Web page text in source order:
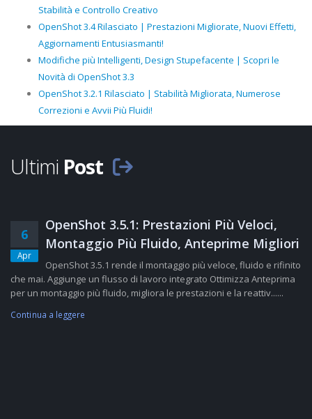
Stabilità e Controllo Creativo
OpenShot 3.4 Rilasciato | Prestazioni Migliorate, Nuovi Effetti,
Aggiornamenti Entusiasmanti!
Modifiche più Intelligenti, Design Stupefacente | Scopri le
Novità di OpenShot 3.3
OpenShot 3.2.1 Rilasciato | Stabilità Migliorata, Numerose
Correzioni e Avvii Più Fluidi!
Ultimi Post
6
Apr
OpenShot 3.5.1: Prestazioni Più Veloci,
Montaggio Più Fluido, Anteprime Migliori
OpenShot 3.5.1 rende il montaggio più veloce, fluido e rifinito
che mai. Aggiunge un flusso di lavoro integrato Ottimizza Anteprima
per un montaggio più fluido, migliora le prestazioni e la reattiv......
Continua a leggere